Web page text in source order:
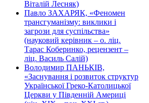
Віталій Лесняк)
Павло ЗАХАРЯК, «Феномен
трансгуманізму: виклики і
загрози для суспільства»
(науковий керівник – о. ліц.
Тарас Коберинко, рецензент –
ліц. Василь Салій)
Володимир ПАНЬКІВ,
«Заснування і розвиток структур
Української Греко-Католицької
Церкви у Південній Америці